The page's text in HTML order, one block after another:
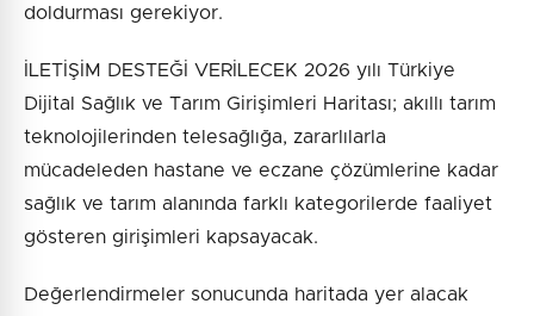
doldurması gerekiyor.
İLETİŞİM DESTEĞİ VERİLECEK 2026 yılı Türkiye
Dijital Sağlık ve Tarım Girişimleri Haritası; akıllı tarım
teknolojilerinden telesağlığa, zararlılarla
mücadeleden hastane ve eczane çözümlerine kadar
sağlık ve tarım alanında farklı kategorilerde faaliyet
gösteren girişimleri kapsayacak.
Değerlendirmeler sonucunda haritada yer alacak